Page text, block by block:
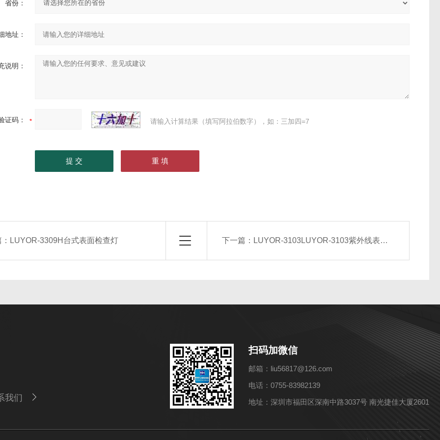
省份：
地址：
说明：
证码： 请输入计算结果（填写阿拉伯数字），如：三加四=7
LUYOR-3309H台式表面检查灯 下一篇： LUYOR-3103LUYOR-3103紫外线表面检查灯
我们
扫码加微信
邮箱：liu56817@126.com
电话：0755-83982139
地址：深圳市福田区深南中路3037号 南光捷佳大厦2601